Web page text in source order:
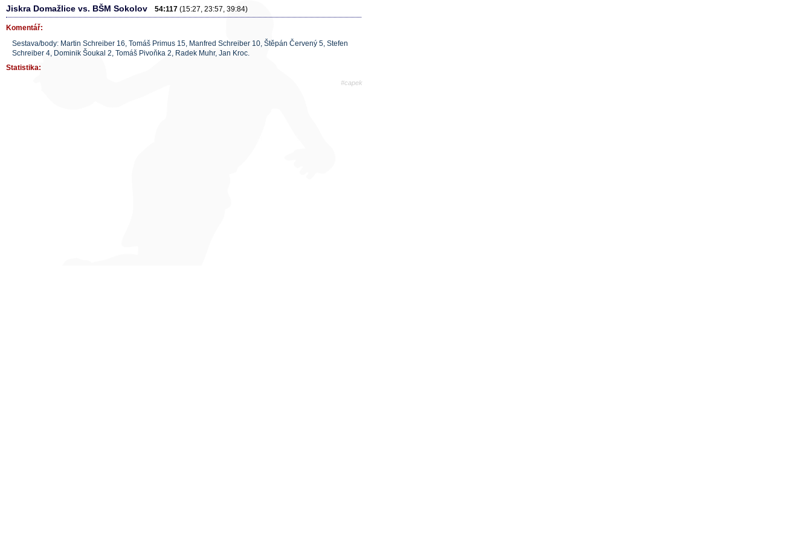
Jiskra Domažlice vs. BŠM Sokolov 54:117 (15:27, 23:57, 39:84)
Komentář:
Sestava/body: Martin Schreiber 16, Tomáš Primus 15, Manfred Schreiber 10, Štěpán Červený 5, Stefen
Schreiber 4, Dominik Šoukal 2, Tomáš Pivoňka 2, Radek Muhr, Jan Kroc.
Statistika:
#capek